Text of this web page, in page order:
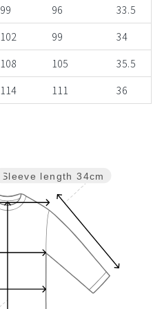
99 96
33.5
102 99
34
108 105
35.5
114 111 36
Sleeve length 34cm